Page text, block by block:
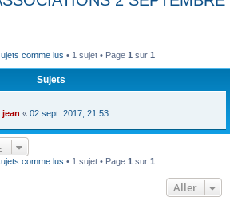
comme lus • 1 sujet • Page 1 sur 1
Sujets
jean « 02 sept. 2017, 21:53
comme lus • 1 sujet • Page 1 sur 1
Aller